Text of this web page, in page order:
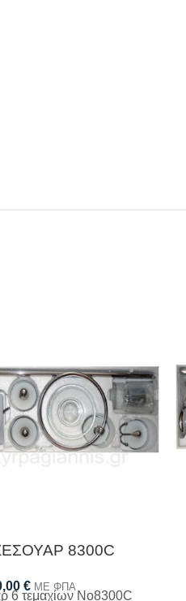
8300C
€ ΜΕ ΦΠΑ
6 τεμαχίων Νο8300C